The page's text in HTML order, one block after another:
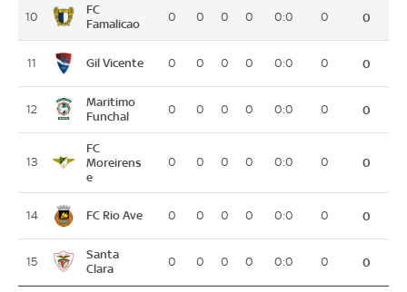
10
FC
Famalicao
0 0 0 0 0:0 0 0
11 Gil Vicente 0 0 0 0 0:0 0 0
12
Maritimo
Funchal
0 0 0 0 0:0 0 0
13
FC
Moreirens
e
0 0 0 0 0:0 0 0
14 FC Rio Ave 0 0 0 0 0:0 0 0
15
Santa
Clara
0 0 0 0 0:0 0 0